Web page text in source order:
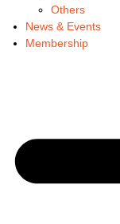
Others
News & Events
Membership